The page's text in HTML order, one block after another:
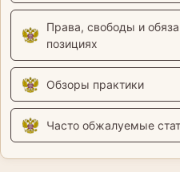
Права, свободы и
позициях
Обзоры практики
Часто обжалуемые